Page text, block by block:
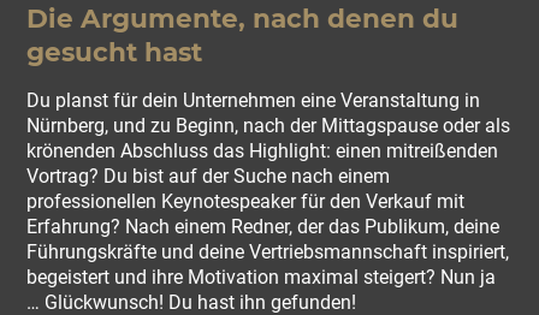
Die Argumente, nach denen du
gesucht hast
Du planst für dein Unternehmen eine Veranstaltung in
Nürnberg, und zu Beginn, nach der Mittagspause oder als
krönenden Abschluss das Highlight: einen mitreißenden
Vortrag? Du bist auf der Suche nach einem
professionellen Keynotespeaker für den Verkauf mit
Erfahrung? Nach einem Redner, der das Publikum, deine
Führungskräfte und deine Vertriebsmannschaft inspiriert,
begeistert und ihre Motivation maximal steigert? Nun ja
… Glückwunsch! Du hast ihn gefunden!